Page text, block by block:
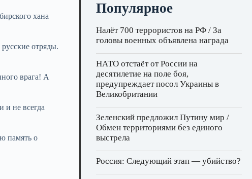
хана
отряды.
врага! А
и не всегда
память о
Популярное
Налёт 700 террористов на РФ / За
головы военных объявлена награда
НАТО отстаёт от России на
десятилетие на поле боя,
предупреждает посол Украины в
Великобритании
Зеленский предложил Путину мир /
Обмен территориями без единого
выстрела
Россия: Следующий этап — убийство?